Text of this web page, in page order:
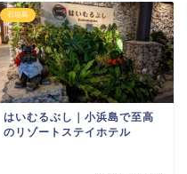
石垣島
はいむるぶし｜小浜島で至高
のリゾートステイホテル